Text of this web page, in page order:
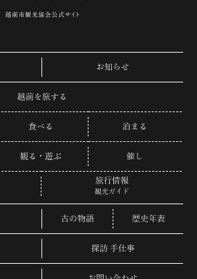
お知らせ
越前を旅する
食べる 泊まる
観る・遊ぶ 催し
旅行情報
観光ガイド
古の物語 歴史年表
探訪 手仕事